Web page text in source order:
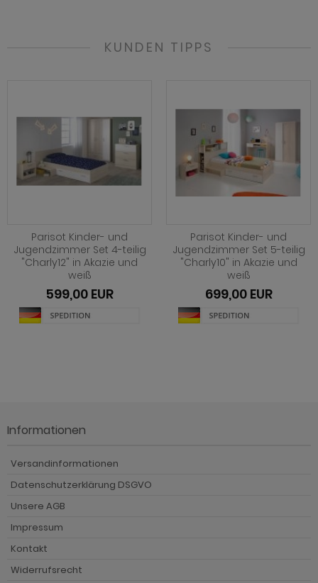
KUNDEN TIPPS
Parisot Kinder- und
Jugendzimmer Set 4-teilig
"Charly12" in Akazie und
weiß
599,00 EUR
Parisot Kinder- und
Jugendzimmer Set 5-teilig
"Charly10" in Akazie und
weiß
699,00 EUR
Informationen
Versandinformationen
Datenschutzerklärung DSGVO
Unsere AGB
Impressum
Kontakt
Widerrufsrecht